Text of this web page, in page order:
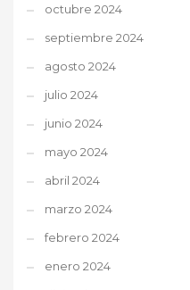
octubre 2024
septiembre 2024
agosto 2024
julio 2024
junio 2024
mayo 2024
abril 2024
marzo 2024
febrero 2024
enero 2024